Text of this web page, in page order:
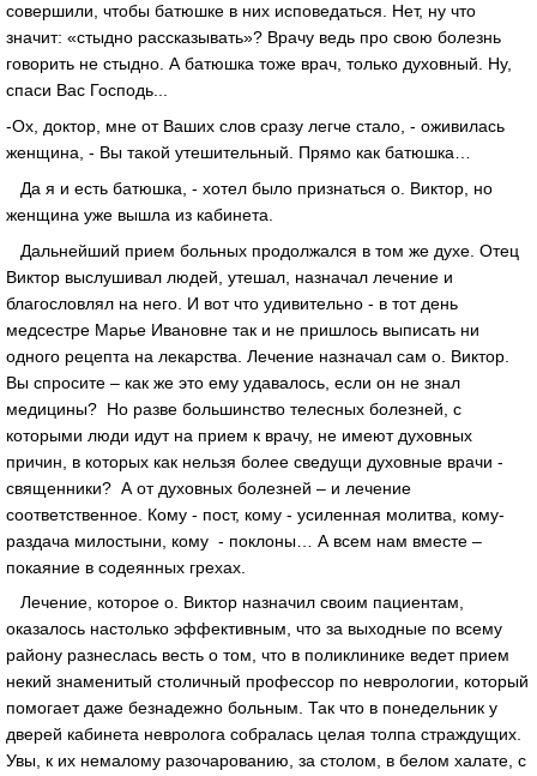
совершили, чтобы батюшке в них исповедаться. Нет, ну что
значит: «стыдно рассказывать»? Врачу ведь про свою болезнь
говорить не стыдно. А батюшка тоже врач, только духовный. Ну,
спаси Вас Господь...
-Ох, доктор, мне от Ваших слов сразу легче стало, - оживилась
женщина, - Вы такой утешительный. Прямо как батюшка…
Да я и есть батюшка, - хотел было признаться о. Виктор, но
женщина уже вышла из кабинета.
Дальнейший прием больных продолжался в том же духе. Отец
Виктор выслушивал людей, утешал, назначал лечение и
благословлял на него. И вот что удивительно - в тот день
медсестре Марье Ивановне так и не пришлось выписать ни
одного рецепта на лекарства. Лечение назначал сам о. Виктор.
Вы спросите – как же это ему удавалось, если он не знал
медицины? Но разве большинство телесных болезней, с
которыми люди идут на прием к врачу, не имеют духовных
причин, в которых как нельзя более сведущи духовные врачи -
священники? А от духовных болезней – и лечение
соответственное. Кому - пост, кому - усиленная молитва, кому-
раздача милостыни, кому - поклоны… А всем нам вместе –
покаяние в содеянных грехах.
Лечение, которое о. Виктор назначил своим пациентам,
оказалось настолько эффективным, что за выходные по всему
району разнеслась весть о том, что в поликлинике ведет прием
некий знаменитый столичный профессор по неврологии, который
помогает даже безнадежно больным. Так что в понедельник у
дверей кабинета невролога собралась целая толпа страждущих.
Увы, к их немалому разочарованию, за столом, в белом халате, с